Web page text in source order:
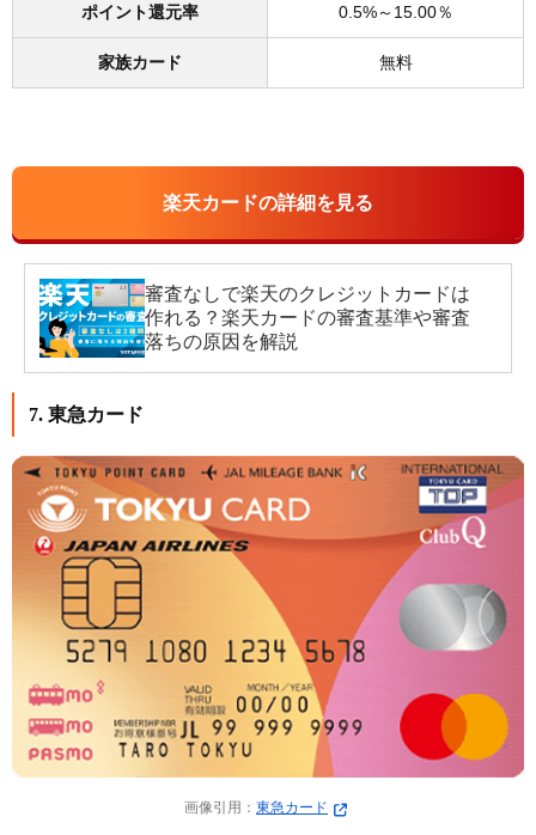
ポイント還元率 0.5%～15.00％
家族カード 無料
楽天カードの詳細を見る
審査なしで楽天のクレジットカードは
作れる？楽天カードの審査基準や審査
落ちの原因を解説
7. 東急カード
画像引用： 東急カード